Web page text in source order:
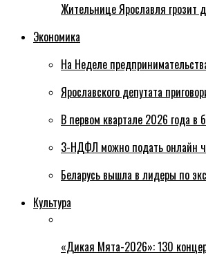
Жительнице Ярославля грозит
Экономика
На Неделе
Ярославского депутата
В первом квартале 2026 года
3-НДФЛ можно подать онлайн
Беларусь вышла в лидеры по
Культура
«Дикая Мята-2026»: 130